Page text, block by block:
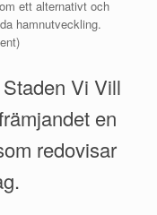
ett alternativt och
hamnutveckling.
Vi Vill
en
redovisar